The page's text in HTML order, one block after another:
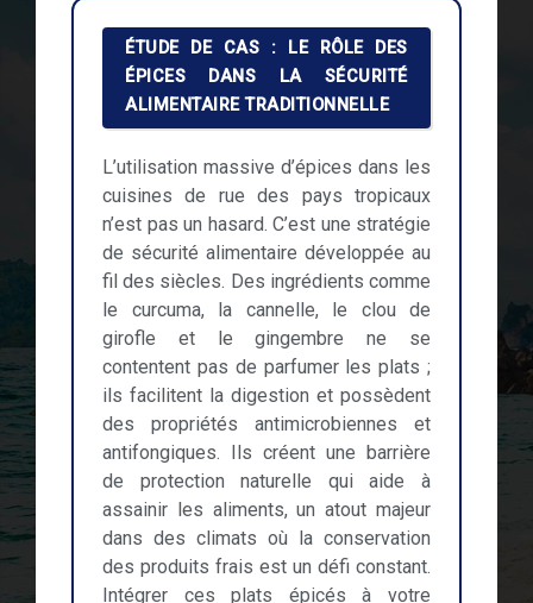
ÉTUDE DE CAS : LE RÔLE DES
ÉPICES DANS LA SÉCURITÉ
ALIMENTAIRE TRADITIONNELLE
L’utilisation massive d’épices dans les
cuisines de rue des pays tropicaux
n’est pas un hasard. C’est une stratégie
de sécurité alimentaire développée au
fil des siècles. Des ingrédients comme
le curcuma, la cannelle, le clou de
girofle et le gingembre ne se
contentent pas de parfumer les plats ;
ils facilitent la digestion et possèdent
des propriétés antimicrobiennes et
antifongiques. Ils créent une barrière
de protection naturelle qui aide à
assainir les aliments, un atout majeur
dans des climats où la conservation
des produits frais est un défi constant.
Intégrer ces plats épicés à votre